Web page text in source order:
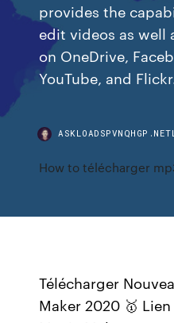
provides the
edit videos as well
on OneDrive,
YouTube, and
How to télécharger
Télécharger
Maker 2020 🥇